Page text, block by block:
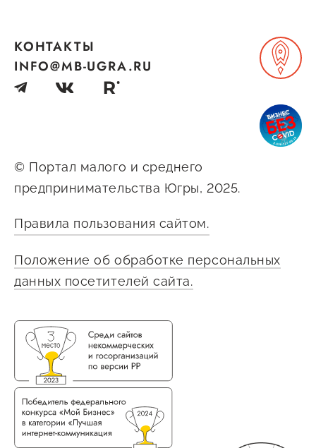
© Портал малого и среднего
предпринимательства Югры, 2025.
Правила пользования сайтом.
Положение об обработке персональных
данных посетителей сайта.
КОНТАКТЫ
INFO@MB-UGRA.RU